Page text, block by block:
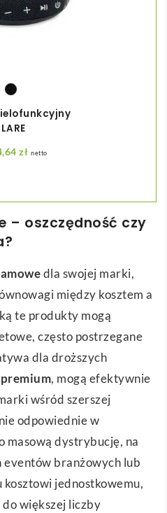
zł netto
– oszczędność czy
dla swojej marki,
między kosztem a
te produkty mogą
często postrzegane
dla droższych
, mogą efektywnie
wśród szerszej
odpowiednie w
masową dystrybucję, na
eventów branżowych lub
jednostkowemu,
większej liczby